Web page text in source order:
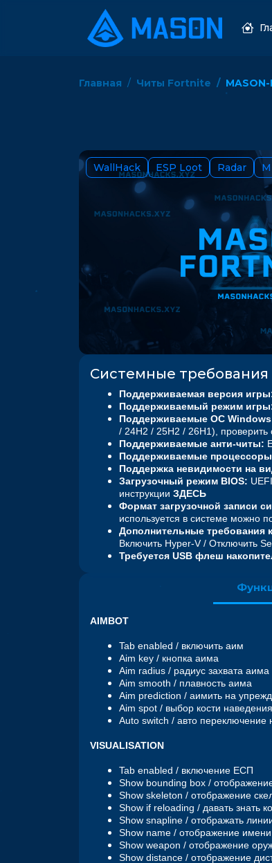
Главная Читы Fortnite
WallHack ESP Loot Radar
Системные требования
Поддерживаемая версия
Поддерживаемый режим
Поддерживаемые ОС W indows
/ 24H2 / 25H2 / 26H1),
Поддерживаемые анти-читы:
Поддерживаемые
Поддержка невидимости на
Загрузочный режим BIOS:
инструкции ЗДЕСЬ
Формат загрузочной записи
используется в системе можно
Дополнительные требования
Включить Hyper-V / Отключить
Требуется USB флеш
AIMBOT
Tab enabled / включить аим
Aim key / кнопка аима
Aim radius / радиус захвата аима
Aim smooth / плавность аима
Aim prediction / аимить на
Aim spot / выбор кости
Auto switch / авто
VISUALISATION
Tab enabled / включение ЕСП
Show bounding box /
Show skeleton / отображение
Show if reloading / давать знать
Show snapline / отображать
Show name / отображение имени
Show weapon / отображение
Show distance / отображение